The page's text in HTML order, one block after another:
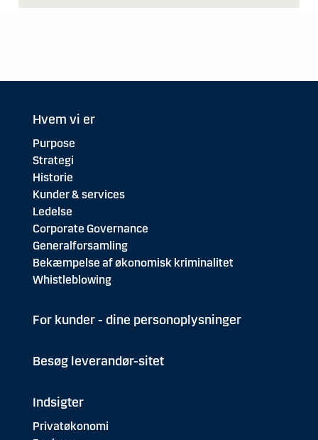
Hvem vi er
Purpose
Strategi
Historie
Kunder & services
Ledelse
Corporate Governance
Generalforsamling
Bekæmpelse af økonomisk kriminalitet
Whistleblowing
For kunder - dine personoplysninger
Besøg leverandør-sitet
Indsigter
Privatøkonomi